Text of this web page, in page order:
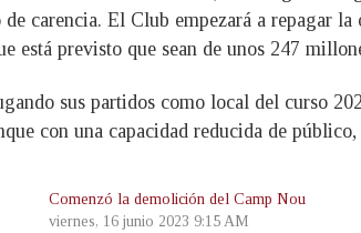
carencia. El Club empezará a repagar
está previsto que sean de unos 247
sus partidos como local del curso
con una capacidad reducida de
Comenzó la demolición del Camp Nou
viernes, 16 junio 2023 9:15 AM